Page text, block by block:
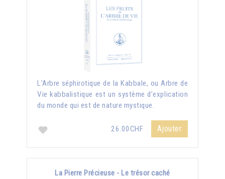
L’Arbre séphirotique de la Kabbale, ou Arbre de
Vie kabbalistique est un système d’explication
du monde qui est de nature mystique.
26.00CHF Ajouter
La Pierre Précieuse - Le trésor caché